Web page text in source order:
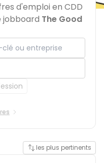
d'emploi en CDD
jobboard The Good
entreprise
les plus pertinents